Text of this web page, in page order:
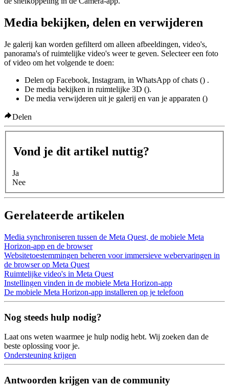
Media bekijken, delen en verwijderen
Je galerij kan worden gefilterd om alleen afbeeldingen, video's,
panorama's of ruimtelijke video's weer te geven. Selecteer een foto
of video om het volgende te doen:
Delen op Facebook, Instagram, in WhatsApp of chats () .
De media bekijken in ruimtelijke 3D ().
De media verwijderen uit je galerij en van je apparaten ()
Delen
Vond je dit artikel nuttig?
Ja
Nee
Gerelateerde artikelen
Media synchroniseren tussen de Meta Quest, de mobiele Meta
Horizon-app en de browser
Websitetoestemmingen beheren voor immersieve webervaringen in
de browser op Meta Quest
Ruimtelijke video's in Meta Quest
Instellingen vinden in de mobiele Meta Horizon-app
De mobiele Meta Horizon-app installeren op je telefoon
Nog steeds hulp nodig?
Laat ons weten waarmee je hulp nodig hebt. Wij zoeken dan de
beste oplossing voor je.
Ondersteuning krijgen
Antwoorden krijgen van de community